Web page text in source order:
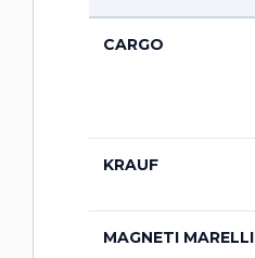
CARGO
KRAUF
MAGNETI MARELLI